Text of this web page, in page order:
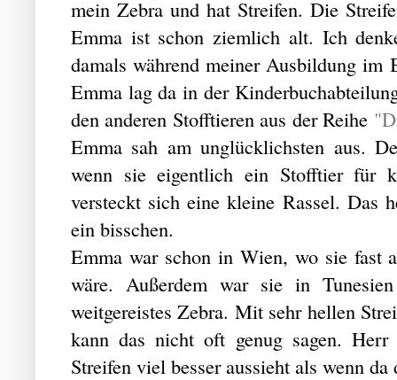
mein Zebra und hat Streifen. Die
Emma ist schon ziemlich alt. Ich
damals während meiner Ausbildung
Emma lag da in der
den anderen Stofftieren aus der Reihe
Emma sah am unglücklichsten aus.
wenn sie eigentlich ein Stofftier für
versteckt sich eine kleine Rassel. Das
ein bisschen.
Emma war schon in Wien, wo sie fast
wäre. Außerdem war sie in
weitgereistes Zebra. Mit sehr hellen
kann das nicht oft genug sagen.
Streifen viel besser aussieht als wenn